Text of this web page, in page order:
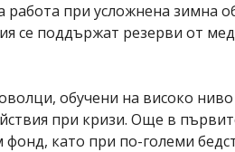
работа при усложнена зимна
се поддържат резерви от
обучени на високо ниво
при кризи. Още в
като при по-големи